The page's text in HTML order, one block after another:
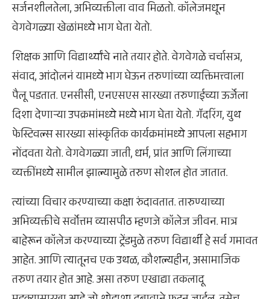
सर्जनशीलतेला, अभिव्यक्तीला वाव मिळतो. कॉलेजमधून
वेगवेगळ्या खेळांमध्ये भाग घेता येतो.
शिक्षक आणि विद्यार्थ्यांचे नाते तयार होते. वेगवेगळे चर्चासत्र,
संवाद, आंदोलनं यामध्ये भाग घेऊन तरुणांच्या व्यक्तिमत्त्वाला
पैलू पडतात. एनसीसी, एनएसएस सारख्या तरुणाईच्या ऊर्जेला
दिशा देणाऱ्या उपक्रमांमध्ये मध्ये भाग घेता येतो. गॅदरिंग, युथ
फेस्टिवल्स सारख्या सांस्कृतिक कार्यक्रमांमध्ये आपला सहभाग
नोंदवता येतो. वेगवेगळ्या जाती, धर्म, प्रांत आणि लिंगाच्या
व्यक्तींमध्ये सामील झाल्यामुळे तरुण सोशल होत जातात.
त्यांच्या विचार करण्याच्या कक्षा रुंदावतात. तारुण्याच्या
अभिव्यक्तीचे सर्वोत्तम व्यासपीठ म्हणजे कॉलेज जीवन. मात्र
बाहेरून कॉलेज करण्याच्या ट्रेंडमुळे तरुण विद्यार्थी हे सर्व गमावत
आहेत. आणि त्यातूनच एक उथळ, कौशल्यहीन, असामाजिक
तरुण तयार होत आहे. असा तरुण एखाद्या तकलादू